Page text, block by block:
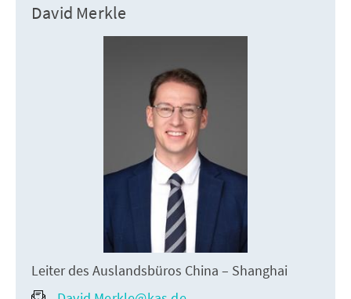
David Merkle
Leiter des Auslandsbüros China – Shanghai